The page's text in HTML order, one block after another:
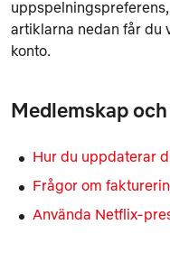
artiklarna nedan får du
konto.
Medlemskap
Hur du uppdaterar
Frågor om
Använda Netflix-